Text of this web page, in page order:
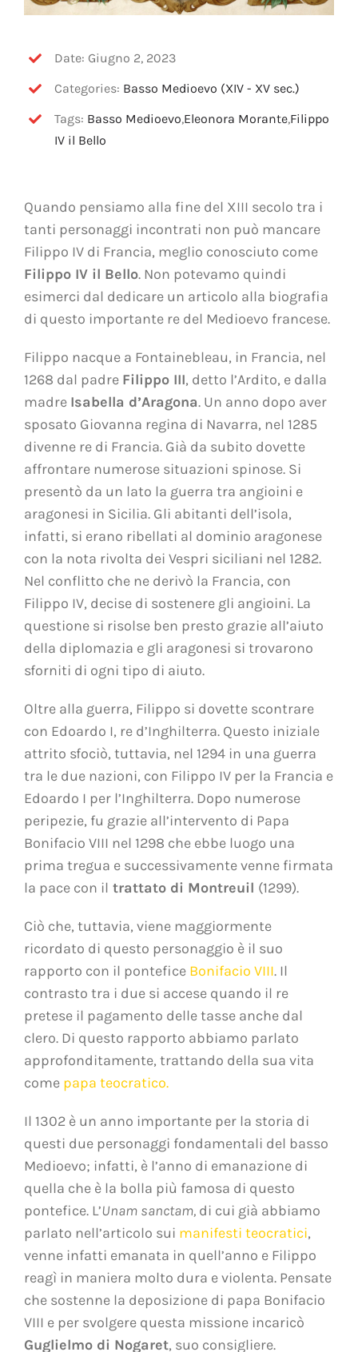
Date: Giugno 2, 2023
Categories: Basso Medioevo (XIV - XV sec.)
Tags: Basso Medioevo,Eleonora Morante,Filippo
IV il Bello
Quando pensiamo alla fine del XIII secolo tra i
tanti personaggi incontrati non può mancare
Filippo IV di Francia, meglio conosciuto come
Filippo IV il Bello. Non potevamo quindi
esimerci dal dedicare un articolo alla biografia
di questo importante re del Medioevo francese.
Filippo nacque a Fontainebleau, in Francia, nel
1268 dal padre Filippo III, detto l’Ardito, e dalla
madre Isabella d’Aragona. Un anno dopo aver
sposato Giovanna regina di Navarra, nel 1285
divenne re di Francia. Già da subito dovette
affrontare numerose situazioni spinose. Si
presentò da un lato la guerra tra angioini e
aragonesi in Sicilia. Gli abitanti dell’isola,
infatti, si erano ribellati al dominio aragonese
con la nota rivolta dei Vespri siciliani nel 1282.
Nel conflitto che ne derivò la Francia, con
Filippo IV, decise di sostenere gli angioini. La
questione si risolse ben presto grazie all’aiuto
della diplomazia e gli aragonesi si trovarono
sforniti di ogni tipo di aiuto.
Oltre alla guerra, Filippo si dovette scontrare
con Edoardo I, re d’Inghilterra. Questo iniziale
attrito sfociò, tuttavia, nel 1294 in una guerra
tra le due nazioni, con Filippo IV per la Francia e
Edoardo I per l’Inghilterra. Dopo numerose
peripezie, fu grazie all’intervento di Papa
Bonifacio VIII nel 1298 che ebbe luogo una
prima tregua e successivamente venne firmata
la pace con il trattato di Montreuil (1299).
Ciò che, tuttavia, viene maggiormente
ricordato di questo personaggio è il suo
rapporto con il pontefice Bonifacio VIII. Il
contrasto tra i due si accese quando il re
pretese il pagamento delle tasse anche dal
clero. Di questo rapporto abbiamo parlato
approfonditamente, trattando della sua vita
come papa teocratico.
Il 1302 è un anno importante per la storia di
questi due personaggi fondamentali del basso
Medioevo; infatti, è l’anno di emanazione di
quella che è la bolla più famosa di questo
pontefice. L’Unam sanctam, di cui già abbiamo
parlato nell’articolo sui manifesti teocratici,
venne infatti emanata in quell’anno e Filippo
reagì in maniera molto dura e violenta. Pensate
che sostenne la deposizione di papa Bonifacio
VIII e per svolgere questa missione incaricò
Guglielmo di Nogaret, suo consigliere.